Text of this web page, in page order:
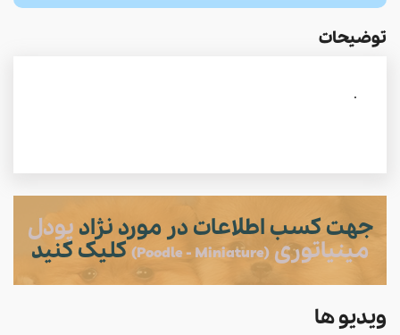
توضیحات
.
جهت کسب اطلاعات در مورد نژاد پودل
مینیاتوری (Poodle - Miniature) کلیک کنید
ویدیو ها